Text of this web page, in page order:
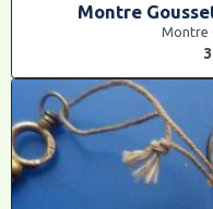
Montre
Montre